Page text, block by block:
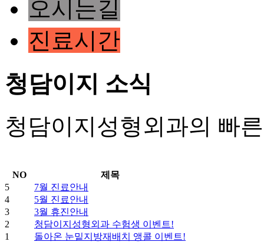
오시는길
진료시간
청담이지 소식
청담이지성형외과의 빠
NO
제목
5
7월 진료안내
4
5월 진료안내
3
3월 휴진안내
2
청담이지성형외과 수험생 이벤트!
1
돌아온 눈밑지방재배치 앵콜 이벤트!